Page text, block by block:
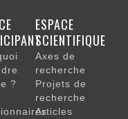
?
ESPACE
SCIENTIFIQUE
Axes de
recherche
Projets de
recherche
Articles